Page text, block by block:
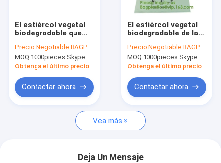
Pida una cita
Las bolsas biodegradables
Bolsas de cerámicas biodegradables
El estiércol vegetal
biodegradable que
empaqueta el
acondicionamiento
de los alimentos
disponible
Precio:Negotiable BAGPLASTICS@YAHOO.COM
MOQ:1000pieces Skype: mydearneil
Obtenga el último precio
Contactar ahora
El estiércol vegetal
biodegradable de la
bio disponible de la
película del estiércol
vegetal
Precio:Negotiable BAGPLASTICS@YAHOO.COM
MOQ:1000pieces Skype: mydearneil
Obtenga el último precio
Contactar ahora
Vea más
Deja Un Mensaje